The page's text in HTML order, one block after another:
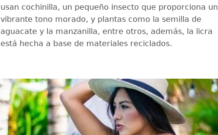
usan cochinilla, un pequeño insecto que proporciona un
vibrante tono morado, y plantas como la semilla de
aguacate y la manzanilla, entre otros, además, la licra
está hecha a base de materiales reciclados.